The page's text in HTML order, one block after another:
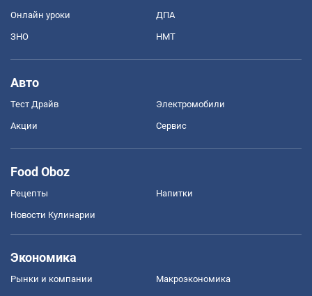
Онлайн уроки ДПА
ЗНО НМТ
Авто
Тест Драйв Электромобили
Акции Сервис
Food Oboz
Рецепты Напитки
Новости Кулинарии
Экономика
Рынки и компании Mакроэкономика